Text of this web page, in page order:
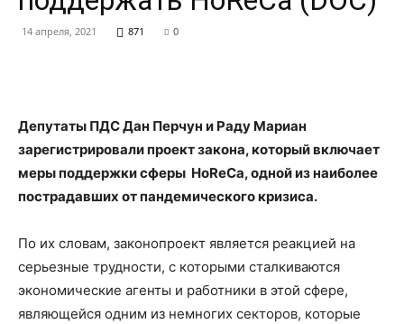
14 апреля, 2021 871 0
Депутаты ПДС Дан Перчун и Раду Мариан
зарегистрировали проект закона, который включает
меры поддержки сферы HoReCa, одной из наиболее
пострадавших от пандемического кризиса.
По их словам, законопроект является реакцией на
серьезные трудности, с которыми сталкиваются
экономические агенты и работники в этой сфере,
являющейся одним из немногих секторов, которые